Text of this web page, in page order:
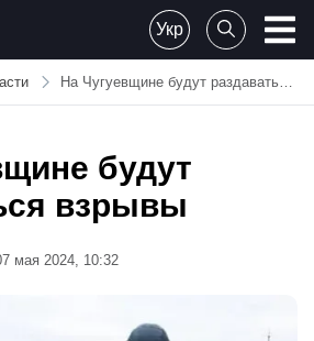
Укр
На Чугуевщине будут раздаваться взрывы
будут
взрывы
мая 2024, 10:32